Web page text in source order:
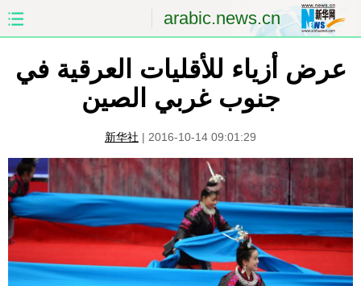
arabic.news.cn
الصين الصفحة الأولى
الشرق الأوسط العالم
الاقتصاد
العلوم والصحة الثقافة والتعليم
الرياضة السياحة والبيئة
مؤتمر صحفى للخارجية الصور
عرض أزياء للأقليات العرقية في
جنوب غربي الصين
新华社 | 2016-10-14 09:01:29